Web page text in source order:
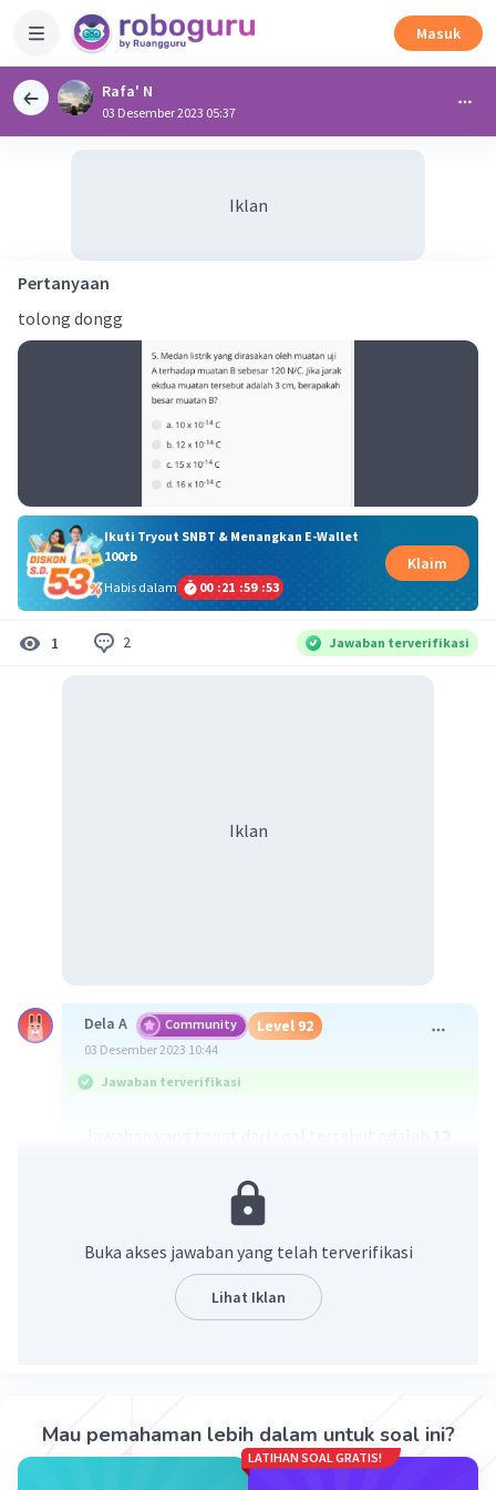
Masuk
Rafa' N
03 Desember 2023 05:37
Iklan
Pertanyaan
tolong dongg
Ikuti Tryout SNBT & Menangkan E-Wallet
100rb
Habis dalam
00 :21 :59 :53
Klaim
1 2 Jawaban terverifikasi
Iklan
Dela A Community Level 92
03 Desember 2023 10:44
Jawaban terverifikasi
Penjelasan lebih lengkap ada di gambar yaa
Beri Rating (0 Balas
Buka akses jawaban yang telah terverifikasi
Lihat Iklan
Mau pemahaman lebih dalam untuk soal ini?
LATIHAN SOAL GRATIS!